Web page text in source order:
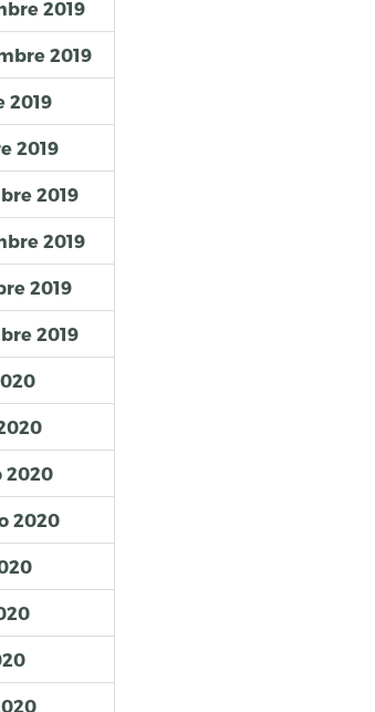
2019
2019
2019
2019
2019
2019
2019
2019
2020
2020